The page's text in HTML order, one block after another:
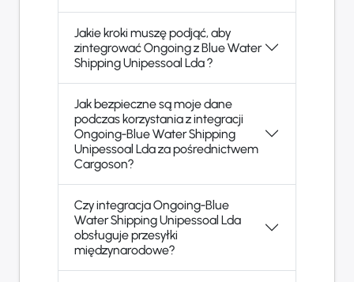
Jakie kroki muszę podjąć, aby
zintegrować Ongoing z Blue Water
Shipping Unipessoal Lda ?
Jak bezpieczne są moje dane
podczas korzystania z integracji
Ongoing-Blue Water Shipping
Unipessoal Lda za pośrednictwem
Cargoson?
Czy integracja Ongoing-Blue
Water Shipping Unipessoal Lda
obsługuje przesyłki
międzynarodowe?